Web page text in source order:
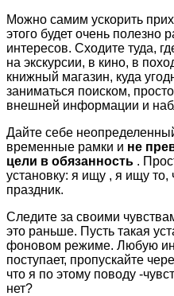
Можно самим ускорить
этого будет очень полезно
интересов. Сходите туда,
на экскурсии, в кино, в
книжный магазин, куда
заниматься поиском,
внешней информации и
Дайте себе
временные рамки и не
цели в обязанность .
установку: я ищу , я ищу
праздник.
Следите за своими
это раньше. Пусть такая
фоновом режиме. Любую
поступает, пропускайте
что я по этому поводу -
нет?